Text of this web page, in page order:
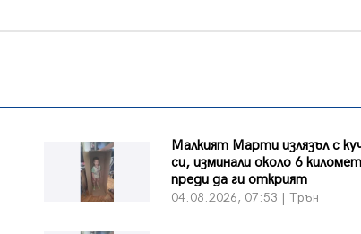
Малкият Марти излязъл с
си, изминали около 6
преди да ги открият
04.08.2026, 07:53 | Трън